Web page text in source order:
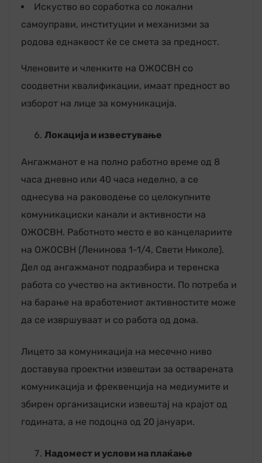
Искуство во соработка со локални
самоуправи, институции и механизми за
родова еднаквост ќе се смета за предност.
Членовите и членките на ОЖОСВН со
соодветни квалификации, имаат предност во
изборот на лице за комуникација.
Локација и известување
Ангажманот е на полно работно време од 8
часа дневно или 40 часа неделно, а се
однесува на раководење со целокупните
комуникациски канали и активности на
ОЖОСВН. Работното место е во канцелариите
на ОЖОСВН (Ленинова 1-1/4, Свети Николе).
Дел од ангажманот подразбира и теренска
работа со учество на активности. По потреба и
на барање на вработениот активностите може
да се извршуваат и со работа од дома.
Лицето за комуникација на месечно ниво
доставува проектни извештаи за остварената
комуникација и фреквенција на медиумите и
збирен организациски извештај на крајот од
годината, а не подоцна од 20 јануари.
Надомест и услови на плаќање